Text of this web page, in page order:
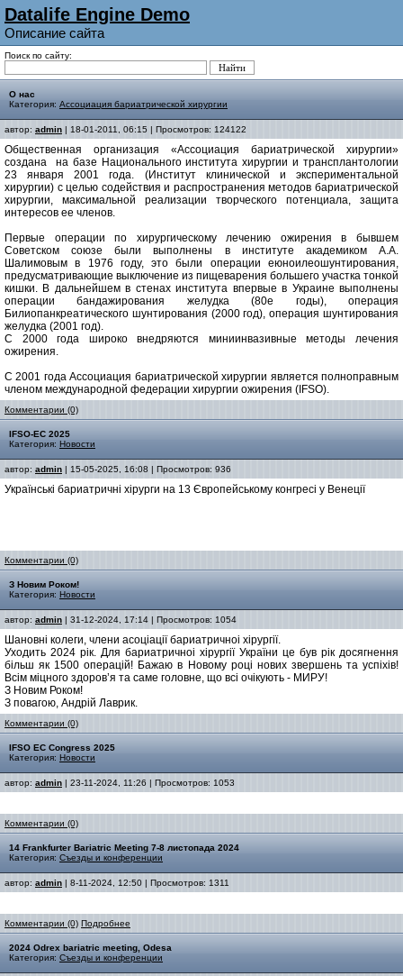
Datalife Engine Demo
Описание сайта
Поиск по сайту:
О нас
Категория: Ассоциация бариатрической хирургии
автор: admin | 18-01-2011, 06:15 | Просмотров: 124122
Общественная организация «Ассоциация бариатрической хирургии»
создана на базе Национального института хирургии и трансплантологии
23 января 2001 года. (Институт клинической и экспериментальной
хирургии) с целью содействия и распространения методов бариатрической
хирургии, максимальной реализации творческого потенциала, защита
интересов ее членов.
Первые операции по хирургическому лечению ожирения в бывшем
Советском союзе были выполнены в институте академиком А.А.
Шалимовым в 1976 году, это были операции еюноилеошунтирования,
предусматривающие выключение из пищеварения большего участка тонкой
кишки. В дальнейшем в стенах института впервые в Украине выполнены
операции бандажирования желудка (80е годы), операция
Билиопанкреатического шунтирования (2000 год), операция шунтирования
желудка (2001 год).
С 2000 года широко внедряются миниинвазивные методы лечения
ожирения.
С 2001 года Ассоциация бариатрической хирургии является полноправным
членом международной федерации хирургии ожирения (IFSO).
Комментарии (0)
IFSO-EC 2025
Категория: Новости
автор: admin | 15-05-2025, 16:08 | Просмотров: 936
Українські бариатричні хірурги на 13 Європейському конгресі у Венеції
Комментарии (0)
З Новим Роком!
Категория: Новости
автор: admin | 31-12-2024, 17:14 | Просмотров: 1054
Шановні колеги, члени асоціації бариатричноі хірургії.
Уходить 2024 рік. Для бариатричноі хірургії України це був рік досягнення
більш як 1500 операцій! Бажаю в Новому році нових звершень та успіхів!
Всім міцного здоров’я та саме головне, що всі очікують - МИРУ!
З Новим Роком!
З повагою, Андрій Лаврик.
Комментарии (0)
IFSO EC Congress 2025
Категория: Новости
автор: admin | 23-11-2024, 11:26 | Просмотров: 1053
Комментарии (0)
14 Frankfurter Bariatric Meeting 7-8 листопада 2024
Категория: Съезды и конференции
автор: admin | 8-11-2024, 12:50 | Просмотров: 1311
Комментарии (0) Подробнее
2024 Odrex bariatric meeting, Odesa
Категория: Съезды и конференции